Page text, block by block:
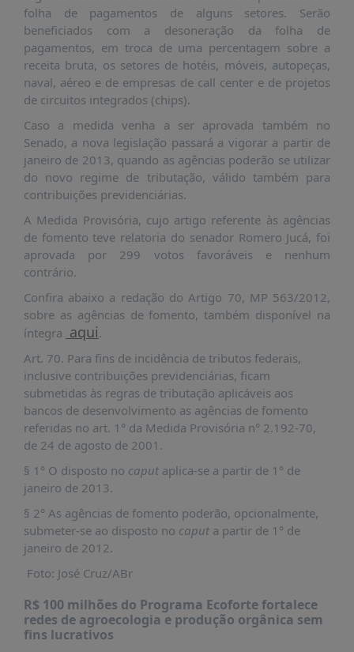
DADOS
FRENTE
PARLAMENTAR
SOBRE
A
FRENTE
MATERIAIS
INFORMAÇÕES
CURSOS
E
EVENTOS
MATERIAIS
DISPONÍVEIS
PUBLICAÇÕES
REVISTA
RUMOS
LIVROS
NOTÍCIAS
PRÊMIO
ABDE-
BID
PRÊMIO
DE
JORNALISMO
SABER
folha de pagamentos de alguns setores. Serão
beneficiados com a desoneração da folha de
pagamentos, em troca de uma percentagem sobre a
receita bruta, os setores de hotéis, móveis, autopeças,
naval, aéreo e de empresas de call center e de projetos
de circuitos integrados (chips).
Caso a medida venha a ser aprovada também no
Senado, a nova legislação passará a vigorar a partir de
janeiro de 2013, quando as agências poderão se utilizar
do novo regime de tributação, válido também para
contribuições previdenciárias.
A Medida Provisória, cujo artigo referente às agências
de fomento teve relatoria do senador Romero Jucá, foi
aprovada por 299 votos favoráveis e nenhum
contrário.
Confira abaixo a redação do Artigo 70, MP 563/2012,
sobre as agências de fomento, também disponível na
íntegra aqui.
Art. 70. Para fins de incidência de tributos federais,
inclusive contribuições previdenciárias, ficam
submetidas às regras de tributação aplicáveis aos
bancos de desenvolvimento as agências de fomento
referidas no art. 1° da Medida Provisória n° 2.192-70,
de 24 de agosto de 2001.
§ 1° O disposto no caput aplica-se a partir de 1° de
janeiro de 2013.
§ 2° As agências de fomento poderão, opcionalmente,
submeter-se ao disposto no caput a partir de 1° de
janeiro de 2012.
Foto: José Cruz/ABr
R$ 100 milhões do Programa Ecoforte fortalece
redes de agroecologia e produção orgânica sem
fins lucrativos